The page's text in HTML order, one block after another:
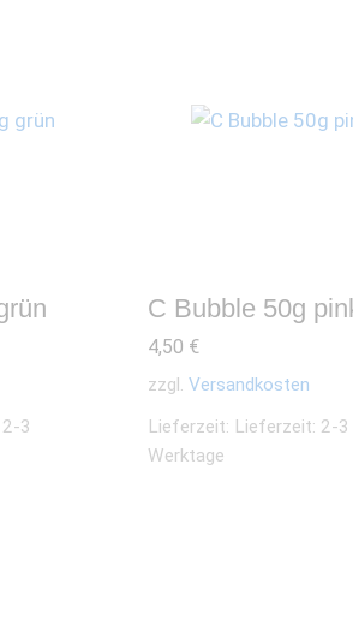
3
C Bubble 50g
4,50 €
zzgl. Versandkosten
Lieferzeit: Lieferzeit: 2-3
Werktage